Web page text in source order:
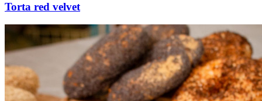
Torta red velvet